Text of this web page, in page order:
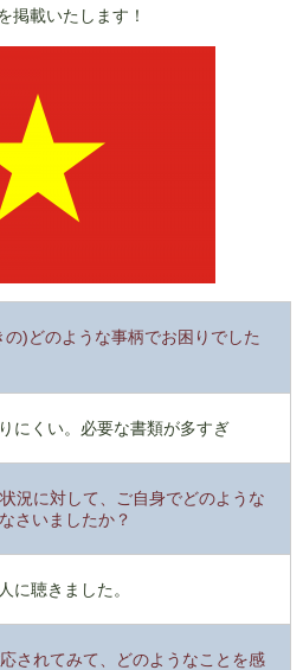
掲載いたします！
)どのような事柄でお困りでした
にくい。必要な書類が多すぎ
況に対して、ご自身でどのような
さいましたか？
に聴きました。
されてみて、どのようなことを感